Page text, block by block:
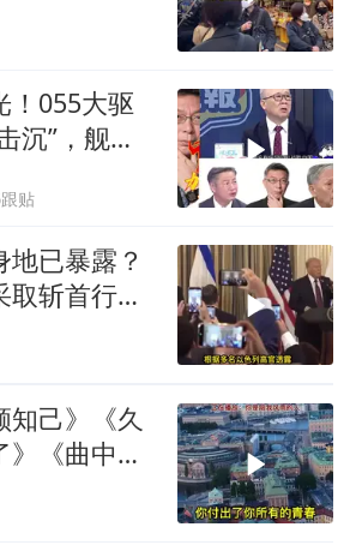
！055大驱
沉”，舰长
贴
已暴露？
取斩首行
己》《久
》《曲中